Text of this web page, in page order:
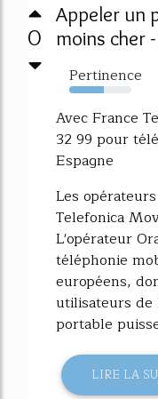
0
Appeler un
moins cher
Pertinence
56%
Avec France
32 99 pour
Espagne
Les
Telefonica
L'opérateur
téléphonie
européens,
utilisateurs
portable
LIRE LA